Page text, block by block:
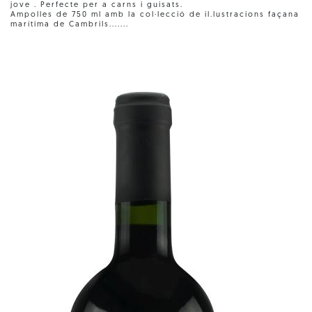
jove . Perfecte per a carns i guisats.
Ampolles de 750 ml amb la col·lecció de il.lustracions façana
marítima de Cambrils.......